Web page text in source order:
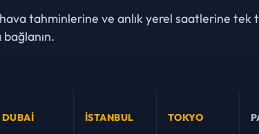
tahminlerine ve anlık yerel saatlerine tek
DUBAI İSTANBUL TOKYO